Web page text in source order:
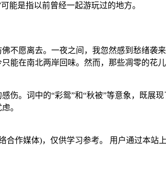
能是指以前曾经一起游玩过的地方。
不愿离去。一夜之间，我忽然感到愁绪袭来
能在南北两岸回味。然而，那些凋零的花儿
。词中的“彩鸳”和“秋被”等意象，既展
。
作媒体)，仅供学习参考。 用户通过本站